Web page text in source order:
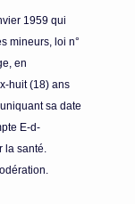
1959 qui
mineurs, loi n°
en
huit (18) ans
sa date
E-d-
la santé.